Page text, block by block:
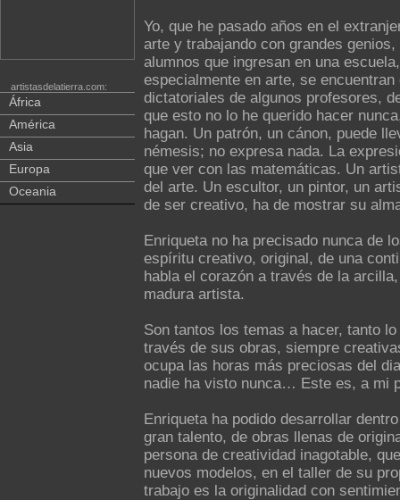
artistasdelatierra.com:
África
América
Asia
Europa
Oceania
Yo, que he pasado años en el
arte y trabajando con grandes
alumnos que ingresan en una
especialmente en arte, se
dictatoriales de algunos profesores,
que esto no lo he querido hacer
hagan. Un patrón, un cánon, puede
némesis; no expresa nada. La
que ver con las matemáticas. Un
del arte. Un escultor, un pintor, un
de ser creativo, ha de mostrar su
Enriqueta no ha precisado nunca de
espíritu creativo, original, de una
habla el corazón a través de la
madura artista.
Son tantos los temas a hacer, tanto
través de sus obras, siempre
ocupa las horas más preciosas del
nadie ha visto nunca… Este es, a mi
Enriqueta ha podido desarrollar
gran talento, de obras llenas de
persona de creatividad inagotable,
nuevos modelos, en el taller de su
trabajo es la originalidad con